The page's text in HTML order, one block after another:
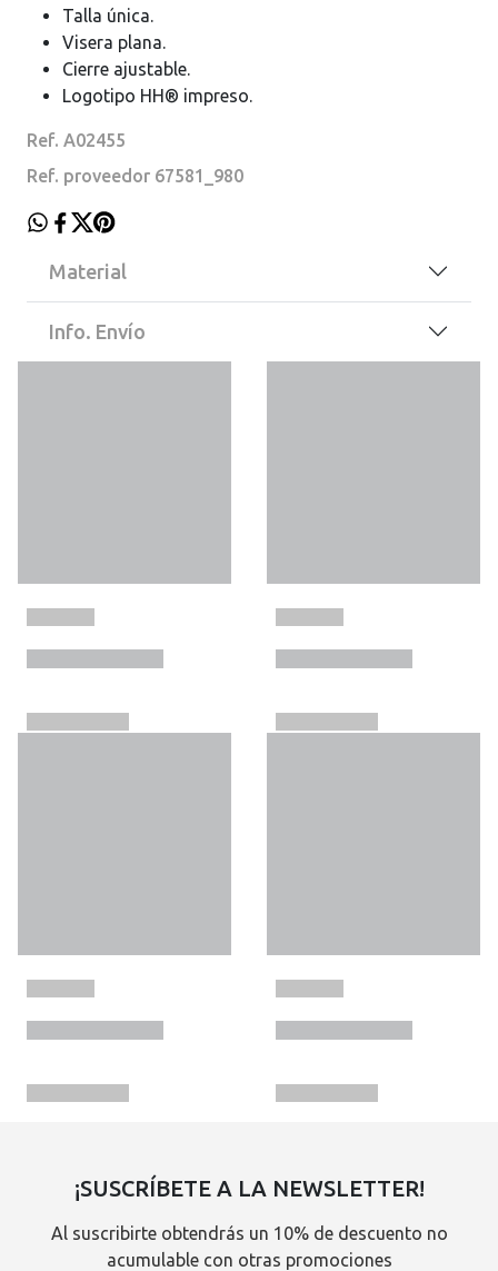
Talla única.
Visera plana.
Cierre ajustable.
Logotipo HH® impreso.
Ref. A02455
Ref. proveedor 67581_980
Material
Info. Envío
¡SUSCRÍBETE A LA NEWSLETTER!
Al suscribirte obtendrás un 10% de descuento no
acumulable con otras promociones